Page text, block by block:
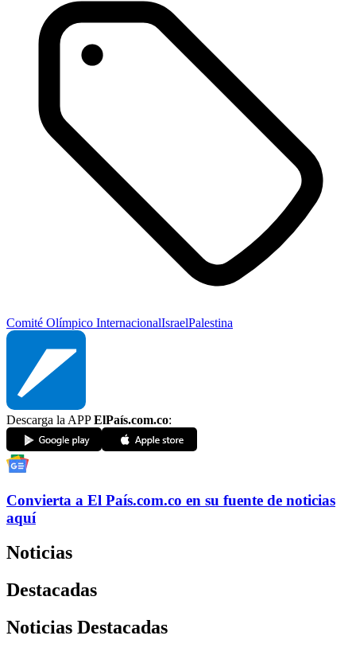
Comité Olímpico InternacionalIsraelPalestina
Descarga la APPElPaís.com.co:
Convierta a El País.com.co en su fuente de noticias
aquí
Noticias
Destacadas
Noticias Destacadas